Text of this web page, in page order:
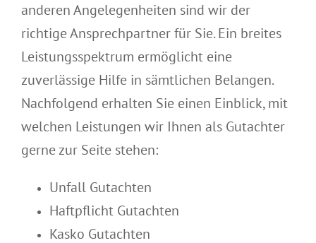
anderen Angelegenheiten sind wir der
richtige Ansprechpartner für Sie. Ein breites
Leistungsspektrum ermöglicht eine
zuverlässige Hilfe in sämtlichen Belangen.
Nachfolgend erhalten Sie einen Einblick, mit
welchen Leistungen wir Ihnen als Gutachter
gerne zur Seite stehen:
Unfall Gutachten
Haftpflicht Gutachten
Kasko Gutachten